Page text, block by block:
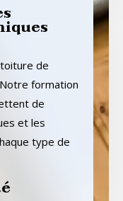
de
formation
de
et les
type de